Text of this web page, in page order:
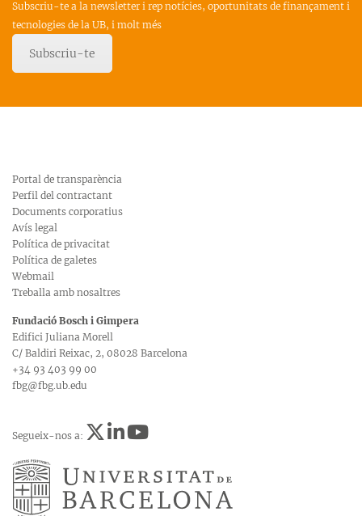
Subscriu-te a la newsletter i rep notícies, oportunitats de finançament i
tecnologies de la UB, i molt més
Subscriu-te
Portal de transparència
Perfil del contractant
Documents corporatius
Avís legal
Política de privacitat
Política de galetes
Webmail
Treballa amb nosaltres
Fundació Bosch i Gimpera
Edifici Juliana Morell
C/ Baldiri Reixac, 2, 08028 Barcelona
+34 93 403 99 00
fbg@fbg.ub.edu
Segueix-nos a: